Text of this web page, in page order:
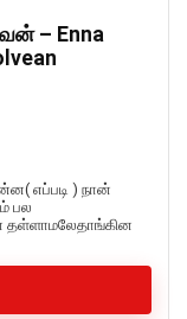
– Enna
எப்படி ) நான்
பல
தள்ளாமலேதாங்கின